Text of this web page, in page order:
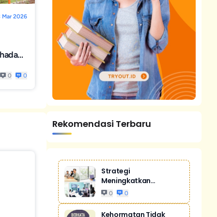
Mar 2026
0 0
Rekomendasi Terbaru
Strategi
Meningkatkan
Penjualan Melalui
0 0
Kehormatan Tidak